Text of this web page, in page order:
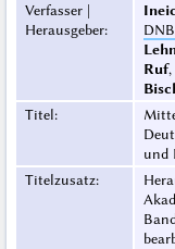
Verfasser |
Herausgeber:
DNB
Ruf,
Titel:
und
Titelzusatz: